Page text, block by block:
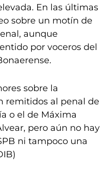
En las últimas
sobre un motín de
aunque
por voceros del
sobre la
remitidos al penal de
o el de Máxima
pero aún no hay
ni tampoco una